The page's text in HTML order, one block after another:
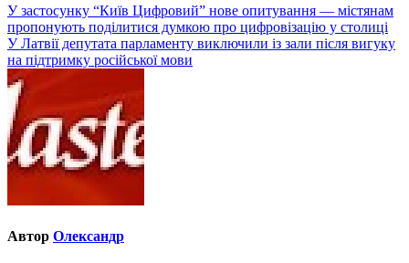
Навігація
записів
У застосунку “Київ Цифровий” нове опитування — містянам
пропонують поділитися думкою про цифровізацію у столиці
У Латвії депутата парламенту виключили із зали після вигуку
на підтримку російської мови
Автор Олександр